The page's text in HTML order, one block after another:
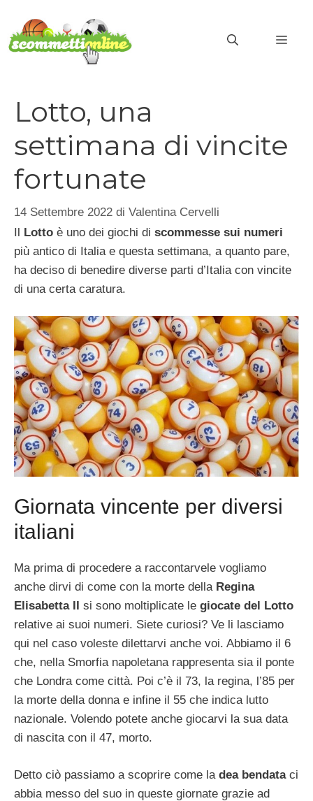
contenuto
Lotto, una
settimana di vincite
fortunate
14 Settembre 2022 di Valentina Cervelli
Il Lotto è uno dei giochi di scommesse sui numeri
più antico di Italia e questa settimana, a quanto pare,
ha deciso di benedire diverse parti d’Italia con vincite
di una certa caratura.
Giornata vincente per diversi
italiani
Ma prima di procedere a raccontarvele vogliamo
anche dirvi di come con la morte della Regina
Elisabetta II si sono moltiplicate le giocate del Lotto
relative ai suoi numeri. Siete curiosi? Ve li lasciamo
qui nel caso voleste dilettarvi anche voi. Abbiamo il 6
che, nella Smorfia napoletana rappresenta sia il ponte
che Londra come città. Poi c’è il 73, la regina, l’85 per
la morte della donna e infine il 55 che indica lutto
nazionale. Volendo potete anche giocarvi la sua data
di nascita con il 47, morto.
Detto ciò passiamo a scoprire come la dea bendataci
abbia messo del suo in queste giornate grazie ad